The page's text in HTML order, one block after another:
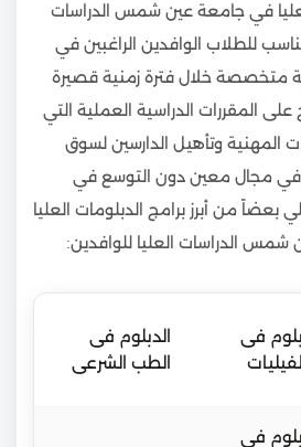
في جامعة عين شمس الدراسات
مناسب للطلاب الوافدين الراغبين في
متخصصة خلال فترة زمنية قصيرة
على المقررات الدراسية العملية التي
المهنية وتأهيل الدارسين لسوق
في مجال معين دون التوسع في
بعضاً من أبرز برامج الدبلومات العليا
شمس الدراسات العليا للوافدين:
فى
الدبلوم فى
الطب الشرعى
في